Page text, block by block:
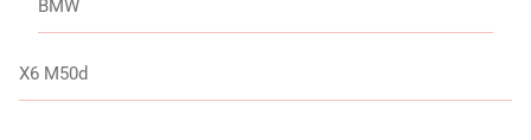
BMW
X6 M50d